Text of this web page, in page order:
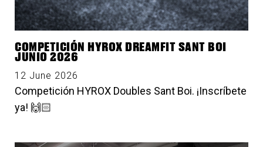
COMPETICIÓN HYROX DREAMFIT SANT BOI
JUNIO 2026
12 June 2026
Competición HYROX Doubles Sant Boi. ¡Inscríbete
ya! 🙌🏻